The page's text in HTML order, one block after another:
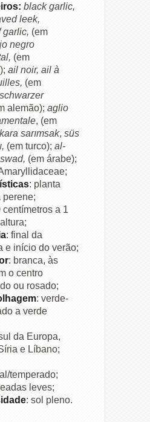
: black garlic,
leek,
garlic, (em
negro
(em
ail noir, ail à
(em
schwarzer
alemão); aglio
, (em
kara sarımsak, süs
(em turco); al-
(em árabe);
: planta
perene;
centímetros a 1
: final da
e início do verão;
: branca, às
o centro
ou rosado;
: verde-
a verde
da Europa,
e Líbano;
temperado;
leves;
: sol pleno.